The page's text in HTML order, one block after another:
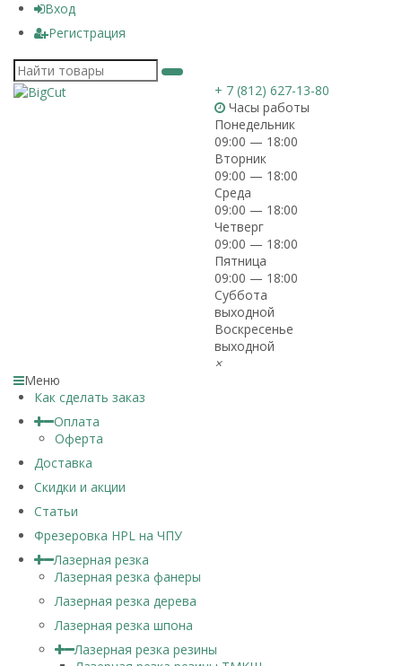
Вход
Регистрация
+ 7 (812) 627-13-80
Часы работы
Понедельник
09:00 — 18:00
Вторник
09:00 — 18:00
Среда
09:00 — 18:00
Четверг
09:00 — 18:00
Пятница
09:00 — 18:00
Суббота
выходной
Воскресенье
выходной
×
Меню
Как сделать заказ
Оплата
Оферта
Доставка
Скидки и акции
Статьи
Фрезеровка HPL на ЧПУ
Лазерная резка
Лазерная резка фанеры
Лазерная резка дерева
Лазерная резка шпона
Лазерная резка резины